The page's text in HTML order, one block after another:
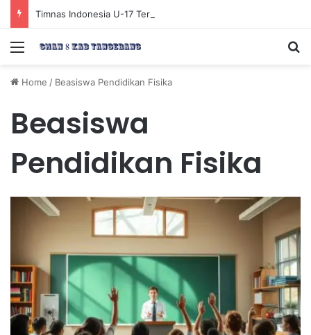
Menu
Home / Beasiswa Pendidikan Fisika
Beasiswa
Pendidikan Fisika